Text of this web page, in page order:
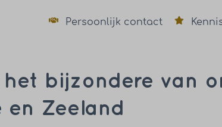
Persoonlijk contact
bijzondere van
en Zeeland